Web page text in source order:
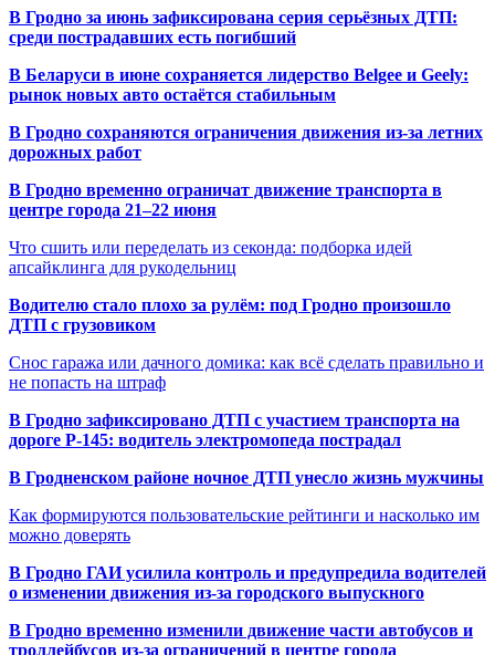
В Гродно за июнь зафиксирована серия серьёзных ДТП:
среди пострадавших есть погибший
В Беларуси в июне сохраняется лидерство Belgee и Geely:
рынок новых авто остаётся стабильным
В Гродно сохраняются ограничения движения из-за летних
дорожных работ
В Гродно временно ограничат движение транспорта в
центре города 21–22 июня
Что сшить или переделать из секонда: подборка идей
апсайклинга для рукодельниц
Водителю стало плохо за рулём: под Гродно произошло
ДТП с грузовиком
Снос гаража или дачного домика: как всё сделать правильно и
не попасть на штраф
В Гродно зафиксировано ДТП с участием транспорта на
дороге Р-145: водитель электромопеда пострадал
В Гродненском районе ночное ДТП унесло жизнь мужчины
Как формируются пользовательские рейтинги и насколько им
можно доверять
В Гродно ГАИ усилила контроль и предупредила водителей
о изменении движения из-за городского выпускного
В Гродно временно изменили движение части автобусов и
троллейбусов из-за ограничений в центре города